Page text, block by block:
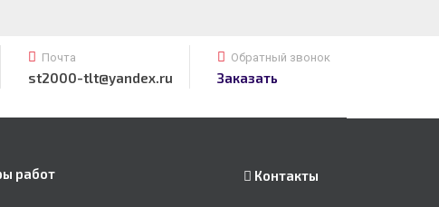
работ
Почта
st2000-tlt@yandex.ru
Обратный звонок
Заказать
Контакты